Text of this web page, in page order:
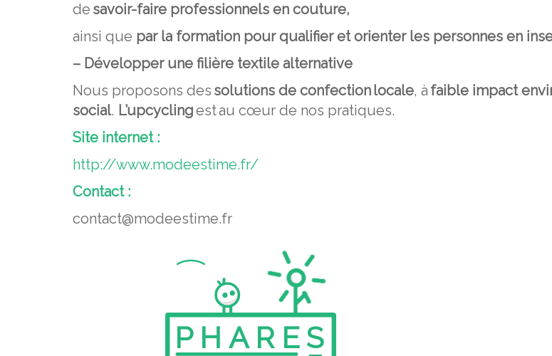
de savoir-faire professionnels en couture,
ainsi que par la formation pour qualifier et orienter les personnes en
– Développer une filière textile alternative
Nous proposons des solutions de confectionlocale, à faible impact
social. L’upcyclingestau cœur de nos pratiques.
Site internet :
http://www.modeestime.fr/
Contact :
contact@modeestime.fr
PHARES